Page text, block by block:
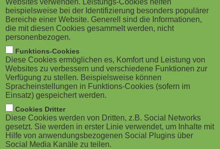
M
o
b
i
l
e
)
g
a
o
n
Berlin, November 2023 – Jetzt wurden die Preise des
Wettbewerbs D-BOP des Bundesministeriums für
Bildung und Forschung (BMBF) für digitale
Berufsorientierungsangebote verliehen. Helliwood
media & education im fjs e. V. freut sich über die
Auszeichnung für die Future Skills Box der Initiative IT-
Fitness in der Kategorie "Arbeitswelt 4.0" und nahm
den Preis persönlich von Bildungsministerin Bettina
Websites verwenden. Leistungs-Cookies helfen
beispielsweise bei der Identifizierung besonders populärer
Bereiche einer Website. Generell sind die Informationen,
die mit diesen Cookies gesammelt werden, nicht
personenbezogen.
Funktions-Cookies
Diese Cookies ermöglichen es, Komfort und Leistung von
Websites zu verbessern und verschiedene Funktionen zur
Verfügung zu stellen. Beispielsweise können
Spracheinstellungen in Funktions-Cookies (sofern im
Einsatz) gespeichert werden.
Cookies Dritter
Diese Cookies werden von Dritten, z.B. Social Networks
gesetzt. Sie werden in erster Linie verwendet, um Inhalte mit
Hilfe von anwendungsbezogenen Social Plugins über
Social Media Kanäle zu teilen.